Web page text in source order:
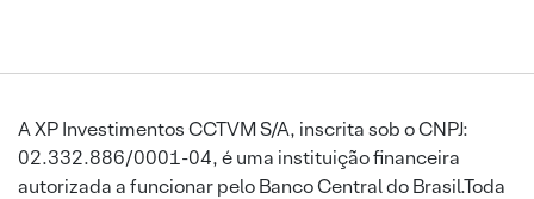
A XP Investimentos CCTVM S/A, inscrita sob o CNPJ:
02.332.886/0001-04, é uma instituição financeira
autorizada a funcionar pelo Banco Central do Brasil.Toda